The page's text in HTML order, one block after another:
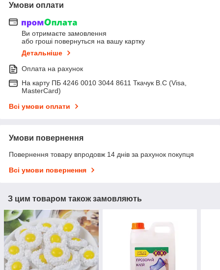
Умови оплати
Ви отримаєте замовлення
або гроші повернуться на вашу картку
Детальніше
Оплата на рахунок
На карту ПБ 4246 0010 3044 8611 Ткачук В.С (Visa,
MasterCard)
Всі умови оплати
Умови повернення
Повернення товару впродовж 14 днів за рахунок покупця
Всі умови повернення
З цим товаром також замовляють